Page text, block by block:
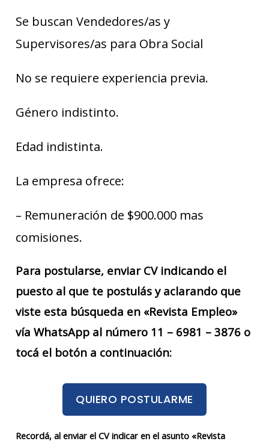
Se buscan Vendedores/as y
Supervisores/as para Obra Social
No se requiere experiencia previa.
Género indistinto.
Edad indistinta.
La empresa ofrece:
– Remuneración de $900.000 mas
comisiones.
Para postularse, enviar CV indicando el
puesto al que te postulás y aclarando que
viste esta búsqueda en «Revista Empleo»
vía WhatsApp al número 11 – 6981 – 3876 o
tocá el botón a continuación:
QUIERO POSTULARME
Recordá, al enviar el CV indicar en el asunto «Revista